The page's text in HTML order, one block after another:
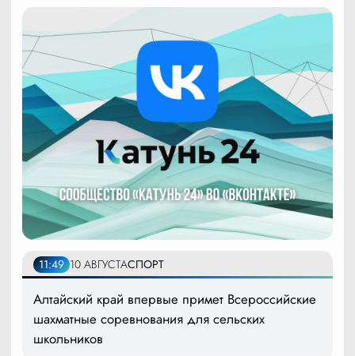
11:49 10 АВГУСТАСПОРТ
Алтайский край впервые примет Всероссийские
шахматные соревнования для сельских
школьников